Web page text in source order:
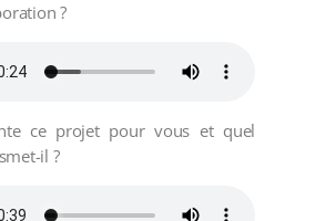
?
ce projet pour vous et quel
il ?